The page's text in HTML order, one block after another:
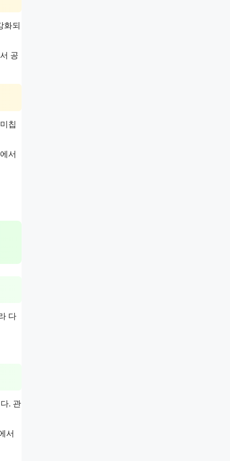
화되
공
칩
서
다
. 관
서